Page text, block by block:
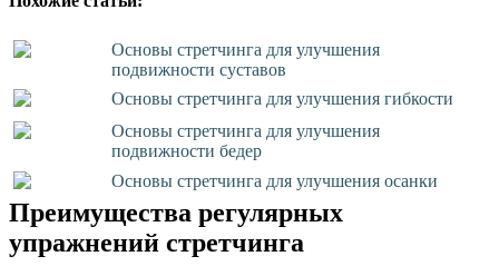
Основы стретчинга для улучшения
подвижности суставов
Основы стретчинга для улучшения гибкости
Основы стретчинга для улучшения
подвижности бедер
Основы стретчинга для улучшения осанки
Преимущества регулярных
упражнений стретчинга